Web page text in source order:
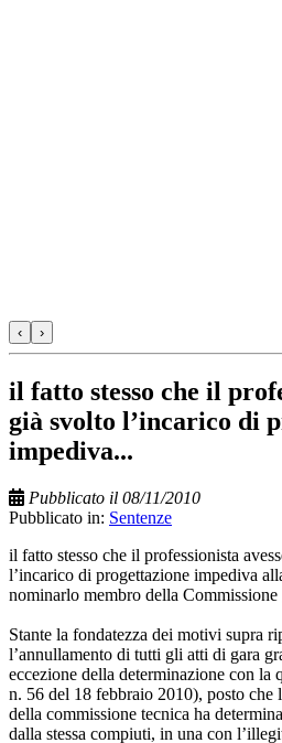
‹ ›
il fatto stesso che il
già svolto l’incarico di
impediva...
Pubblicato il 08/11/2010
Pubblicato in: Sentenze
il fatto stesso che il professionista
l’incarico di progettazione impediva
nominarlo membro della
Stante la fondatezza dei motivi supra
l’annullamento di tutti gli atti di gara
eccezione della determinazione con la
n. 56 del 18 febbraio 2010), posto che
della commissione tecnica ha
dalla stessa compiuti, in una con